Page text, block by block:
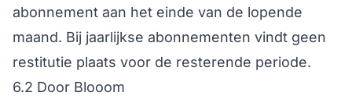
abonnement aan het einde van de lopende
maand. Bij jaarlijkse abonnementen vindt geen
restitutie plaats voor de resterende periode.
6.2 Door Blooom